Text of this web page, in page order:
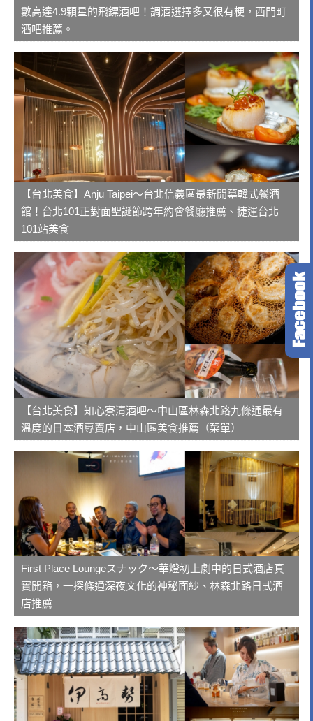
數高達4.9顆星的飛鏢酒吧！調酒選擇多又很有梗，西門町
酒吧推薦。
【台北美食】Anju Taipei～台北信義區最新開幕韓式餐酒
館！台北101正對面聖誕節跨年約會餐廳推薦、捷運台北
101站美食
【台北美食】知心寮清酒吧～中山區林森北路九條通最有
溫度的日本酒專賣店，中山區美食推薦（菜單）
First Place Loungeスナック～華燈初上劇中的日式酒店真
實開箱，一探條通深夜文化的神秘面紗、林森北路日式酒
店推薦